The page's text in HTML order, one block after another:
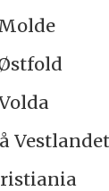
Vestlandet